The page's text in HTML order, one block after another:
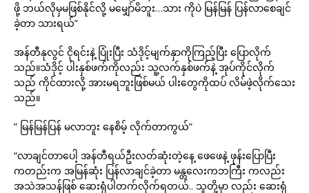
ဖို့ ဘယ်လိုမှမဖြစ်နိုင်လို့ မမျှော်မိဘူး…သား ကိုပဲ မြန်မြန် ပြန်လာစေချင်
ခဲ့တာ သားရယ်”
အန်တီနုလွင် ငိုရင်းနဲ့ ပြုံးပြီး သံဒိုင့်မျက်နှာကိုကြည့်ပြီး ပြောလိုက်
သည်။သံဒိုင့် ပါးနှစ်ဖက်ကိုလည်း သူ့လက်နှစ်ဖက်နဲ့ အုပ်ကိုင်လိုက်
သည် ကိုင်ထားလို့ အားမရဘူးဖြစ်မယ် ပါးတွေကိုထပ် လိမ်ဖဲ့လိုက်သေး
သည်။
” မြန်မြန်ပြန် မလာဘူး နေစိမ့် လိုက်တာကွယ်”
“လာချင်တာပေါ့ အန်တီရယ်ဦးလတ်ဆုံးတဲ့နေ့ ဖေဖေနဲ့ ဖုန်းပြောပြီး
ကတည်းက အမြန်ဆုံး ပြန်လာချင်ခဲ့တာ မန္တလေးကဘကြီး ကလည်း
အသဲအသန်ဖြစ် ဆေးရုံပါတက်လိုက်ရတယ်.. သူတို့မှာ လည်း ဆေးရုံ